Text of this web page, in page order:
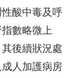
酸中毒及呼
數略微上
後續狀況處
人加護病房